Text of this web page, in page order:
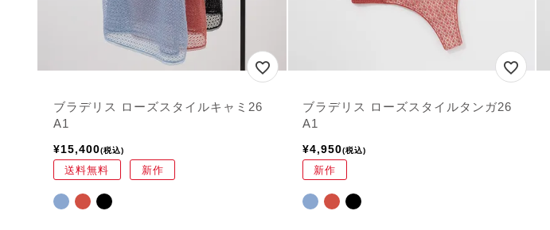
ブラデリス ローズスタイルキャミ26
A1
¥15,400 税込
送料無料 新作
ブラデリス ローズスタイルタンガ26
A1
¥4,950 税込
新作